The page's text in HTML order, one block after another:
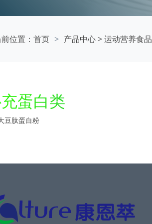
位置： 首页 产品中心>运动营养食品
蛋白类
豆肽蛋白粉